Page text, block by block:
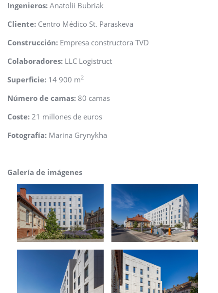
Ingenieros: Anatolii Bubriak
Cliente: Centro Médico St. Paraskeva
Construcción: Empresa constructora TVD
Colaboradores: LLC Logistruct
Superficie: 14 900 m2
Número de camas: 80 camas
Coste: 21 millones de euros
Fotografía: Marina Grynykha
Galería de imágenes